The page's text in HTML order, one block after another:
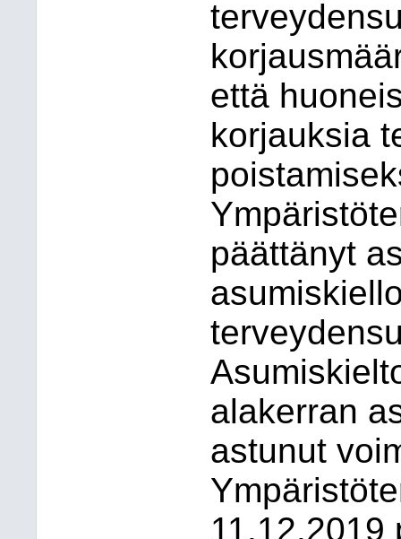
että
korjauksia
päättänyt
alakerran
astunut
11.12.2019